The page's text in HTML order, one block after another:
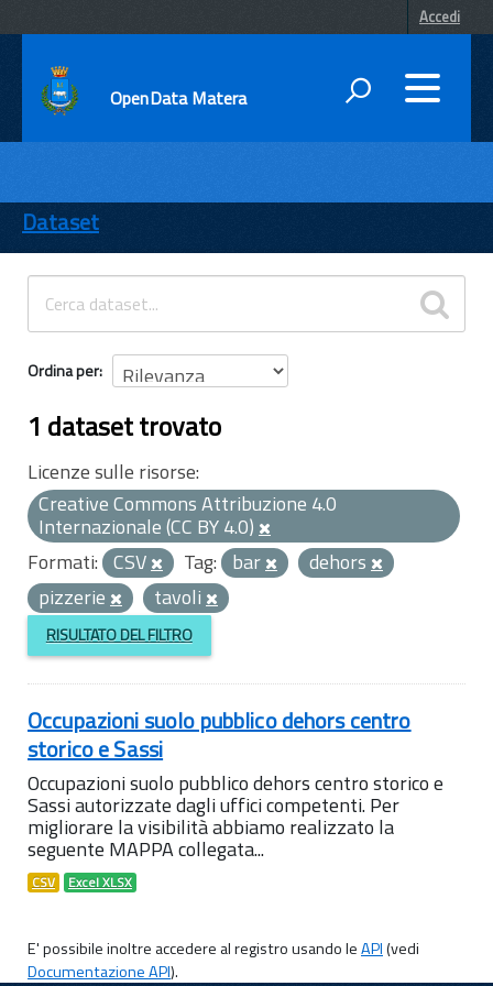
Accedi
OpenData Matera
ENTI
TEMI
INFORMAZIONI
Dataset
Ordina per
1 dataset trovato
Licenze sulle risorse:
Creative Commons Attribuzione 4.0
Internazionale (CC BY 4.0)
Formati: CSV Tag: bar
dehors
pizzerie
tavoli
RISULTATO DEL FILTRO
Occupazioni suolo pubblico dehors centro
storico e Sassi
Occupazioni suolo pubblico dehors centro storico e
Sassi autorizzate dagli uffici competenti. Per
migliorare la visibilità abbiamo realizzato la
seguente MAPPA collegata...
CSV Excel XLSX
E' possibile inoltre accedere al registro usando leAPI(vedi
Documentazione API).